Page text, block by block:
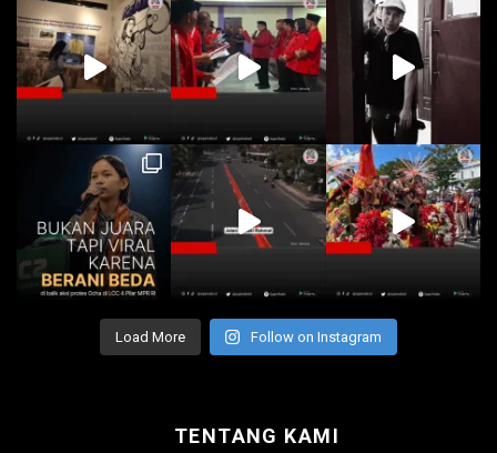
Load More Follow on Instagram
TENTANG KAMI